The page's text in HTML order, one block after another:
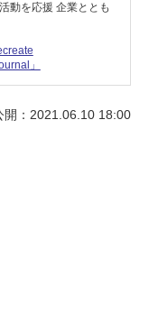
動を応援 企業ととも
」
開：2021.06.10 18:00